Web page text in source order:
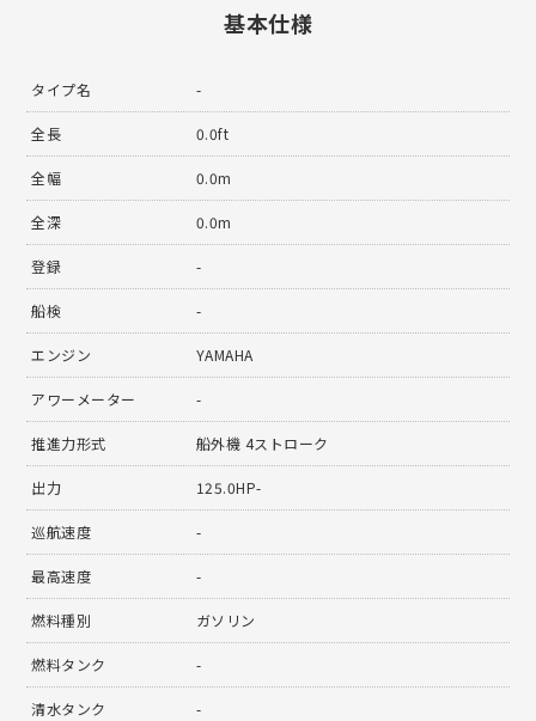
基本仕様
タイプ名 -
全長 0.0ft
全幅 0.0m
全深 0.0m
登録 -
船検 -
エンジン YAMAHA
アワーメーター -
推進力形式 船外機 4ストローク
出力 125.0HP-
巡航速度 -
最高速度 -
燃料種別 ガソリン
燃料タンク -
清水タンク -